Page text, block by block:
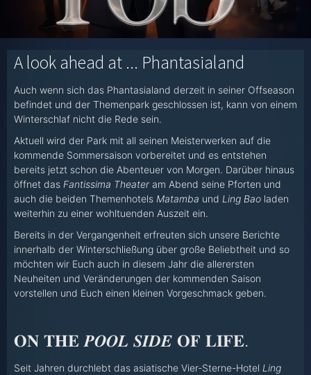
A look ahead at ... Phantasialand
Auch wenn sich das Phantasialand derzeit in seiner Offseason
befindet und der Themenpark geschlossen ist, kann von einem
Winterschlaf nicht die Rede sein.
Aktuell wird der Park mit all seinen Meisterwerken auf die
kommende Sommersaison vorbereitet und es entstehen
bereits jetzt schon die Abenteuer von Morgen. Darüber hinaus
öffnet das Fantissima Theateram Abend seine Pforten und
auch die beiden Themenhotels Matamba und Ling Bao laden
weiterhin zu einer wohltuenden Auszeit ein.
Bereits in der Vergangenheit erfreuten sich unsere Berichte
innerhalb der Winterschließung über große Beliebtheit und so
möchten wir Euch auch in diesem Jahr die allerersten
Neuheiten und Veränderungen der kommenden Saison
vorstellen und Euch einen kleinen Vorgeschmack geben.
𝐎𝐍 𝐓𝐇𝐄 𝑷𝑶𝑶𝑳 𝑺𝑰𝑫𝑬 𝐎𝐅 𝐋𝐈𝐅𝐄.
Seit Jahren durchlebt das asiatische Vier-Sterne-Hotel Ling